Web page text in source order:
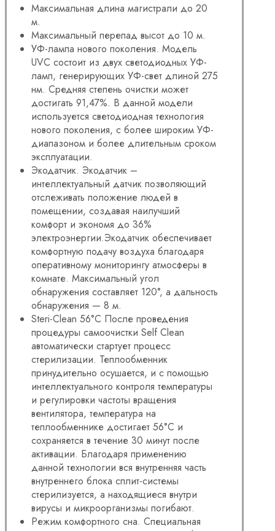
Максимальная длина магистрали до 20
м.
Максимальный перепад высот до 10 м.
УФ-лампа нового поколения. Модель
UVC состоит из двух светодиодных УФ-
ламп, генерирующих УФ-свет длиной 275
нм. Средняя степень очистки может
достигать 91,47%. В данной модели
используется светодиодная технология
нового поколения, с более широким УФ-
диапазоном и более длительным сроком
эксплуатации.
Экодатчик. Экодатчик –
интеллектуальный датчик позволяющий
отслеживать положение людей в
помещении, создавая наилучший
комфорт и экономя до 36%
электроэнергии.Экодатчик обеспечивает
комфортную подачу воздуха благодаря
оперативному мониторингу атмосферы в
комнате. Максимальный угол
обнаружения составляет 120°, а дальность
обнаружения — 8 м.
Steri-Clean 56°C После проведения
процедуры самоочистки Self Clean
автоматически стартует процесс
стерилизации. Теплообменник
принудительно осушается, и с помощью
интеллектуального контроля температуры
и регулировки частоты вращения
вентилятора, температура на
теплообменнике достигает 56°С и
сохраняется в течение 30 минут после
активации. Благодаря применению
данной технологии вся внутренняя часть
внутреннего блока сплит-системы
стерилизуется, а находящиеся внутри
вирусы и микроорганизмы погибают.
Режим комфортного сна. Специальная